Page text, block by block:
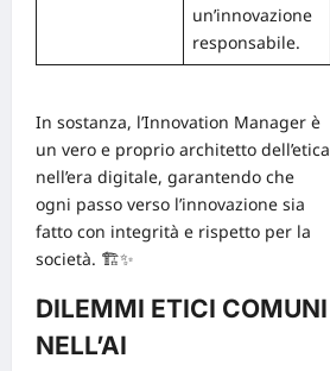
un’innovazione
responsabile.
In sostanza, l’Innovation Manager è
un vero e proprio architetto dell’etica
nell’era digitale, garantendo che
ogni passo verso l’innovazione sia
fatto con integrità e rispetto per la
società. 🏗️✨
DILEMMI ETICI COMUNI
NELL’AI